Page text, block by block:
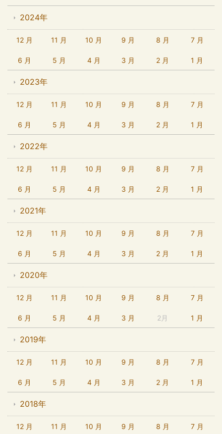
2024年
12 月 11 月 10 月 9 月 8 月 7 月
6 月 5 月 4 月 3 月 2 月 1 月
2023年
12 月 11 月 10 月 9 月 8 月 7 月
6 月 5 月 4 月 3 月 2 月 1 月
2022年
12 月 11 月 10 月 9 月 8 月 7 月
6 月 5 月 4 月 3 月 2 月 1 月
2021年
12 月 11 月 10 月 9 月 8 月 7 月
6 月 5 月 4 月 3 月 2 月 1 月
2020年
12 月 11 月 10 月 9 月 8 月 7 月
6 月 5 月 4 月 3 月 2月 1 月
2019年
12 月 11 月 10 月 9 月 8 月 7 月
6 月 5 月 4 月 3 月 2 月 1 月
2018年
12 月 11 月 10 月 9 月 8 月 7 月